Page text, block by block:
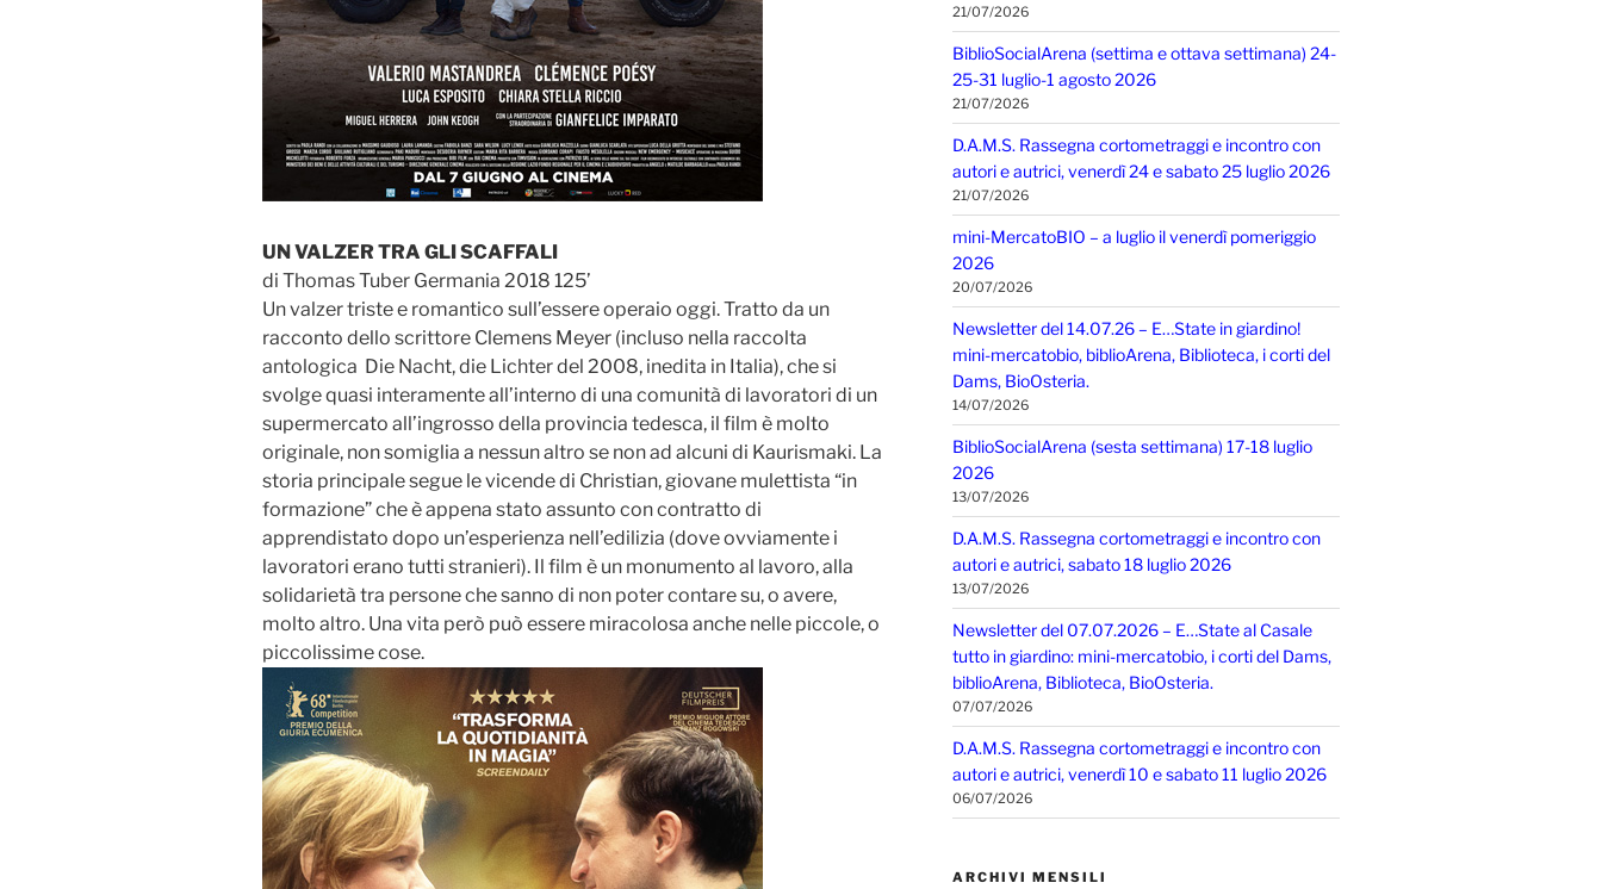
UN VALZER TRA GLI SCAFFALI
di Thomas Tuber Germania 2018 125’
Un valzer triste e romantico sull’essere operaio oggi. Tratto da un
racconto dello scrittore Clemens Meyer (incluso nella raccolta
antologica Die Nacht, die Lichter del 2008, inedita in Italia), che si
svolge quasi interamente all’interno di una comunità di lavoratori di un
supermercato all’ingrosso della provincia tedesca, il film è molto
originale, non somiglia a nessun altro se non ad alcuni di Kaurismaki. La
storia principale segue le vicende di Christian, giovane mulettista “in
formazione” che è appena stato assunto con contratto di
apprendistato dopo un’esperienza nell’edilizia (dove ovviamente i
lavoratori erano tutti stranieri). Il film è un monumento al lavoro, alla
solidarietà tra persone che sanno di non poter contare su, o avere,
molto altro. Una vita però può essere miracolosa anche nelle piccole, o
piccolissime cose.
21/07/2026
BiblioSocialArena (settima e ottava settimana) 24-
25-31 luglio-1 agosto 2026
21/07/2026
D.A.M.S. Rassegna cortometraggi e incontro con
autori e autrici, venerdì 24 e sabato 25 luglio 2026
21/07/2026
mini-MercatoBIO – a luglio il venerdì pomeriggio
2026
20/07/2026
Newsletter del 14.07.26 – E…State in giardino!
mini-mercatobio, biblioArena, Biblioteca, i corti del
Dams, BioOsteria.
14/07/2026
BiblioSocialArena (sesta settimana) 17-18 luglio
2026
13/07/2026
D.A.M.S. Rassegna cortometraggi e incontro con
autori e autrici, sabato 18 luglio 2026
13/07/2026
Newsletter del 07.07.2026 – E…State al Casale
tutto in giardino: mini-mercatobio, i corti del Dams,
biblioArena, Biblioteca, BioOsteria.
07/07/2026
D.A.M.S. Rassegna cortometraggi e incontro con
autori e autrici, venerdì 10 e sabato 11 luglio 2026
06/07/2026
ARCHIVI MENSILI